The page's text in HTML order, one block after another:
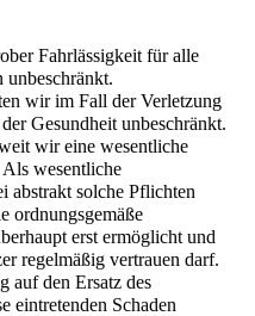
Fahrlässigkeit für alle
unbeschränkt.
wir im Fall der Verletzung
Gesundheit unbeschränkt.
wir eine wesentliche
wesentliche
abstrakt solche Pflichten
ordnungsgemäße
erst ermöglicht und
regelmäßig vertrauen darf.
auf den Ersatz des
eintretenden Schaden